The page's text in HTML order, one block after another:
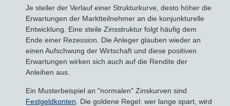
Je steiler der Verlauf einer Strukturkurve, desto höher die
Erwartungen der Marktteilnehmer an die konjunkturelle
Entwicklung. Eine steile Zinsstruktur folgt häufig dem
Ende einer Rezession. Die Anleger glauben wieder an
einen Aufschwung der Wirtschaft und diese positiven
Erwartungen wirken sich auch auf die Rendite der
Anleihen aus.
Ein Musterbeispiel an "normalen" Zinskurven sind
Festgeldkonten . Die goldene Regel: wer lange spart, wird